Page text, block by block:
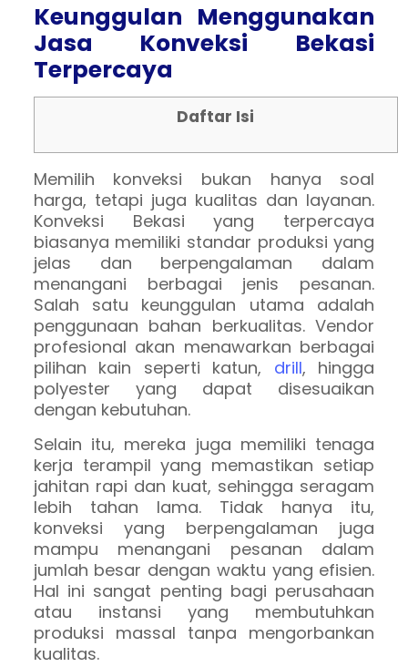
Keunggulan Menggunakan
Jasa Konveksi Bekasi
Terpercaya
Daftar Isi
Memilih konveksi bukan hanya soal
harga, tetapi juga kualitas dan layanan.
Konveksi Bekasi yang terpercaya
biasanya memiliki standar produksi yang
jelas dan berpengalaman dalam
menangani berbagai jenis pesanan.
Salah satu keunggulan utama adalah
penggunaan bahan berkualitas. Vendor
profesional akan menawarkan berbagai
pilihan kain seperti katun, drill, hingga
polyester yang dapat disesuaikan
dengan kebutuhan.
Selain itu, mereka juga memiliki tenaga
kerja terampil yang memastikan setiap
jahitan rapi dan kuat, sehingga seragam
lebih tahan lama. Tidak hanya itu,
konveksi yang berpengalaman juga
mampu menangani pesanan dalam
jumlah besar dengan waktu yang efisien.
Hal ini sangat penting bagi perusahaan
atau instansi yang membutuhkan
produksi massal tanpa mengorbankan
kualitas.